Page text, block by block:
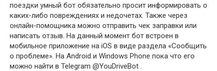
поездки умный бот обязательно просит информировать о
каких-либо повреждениях и недочетах. Также через
онлайн-помощника можно отправить чек заправки или
написать отзыв. На данный момент бот встроен в
мобильное приложение на iOS в виде раздела «Сообщить
о проблеме». На Android и Windows Phone пока что его
можно найти в Telegram @YouDriveBot .